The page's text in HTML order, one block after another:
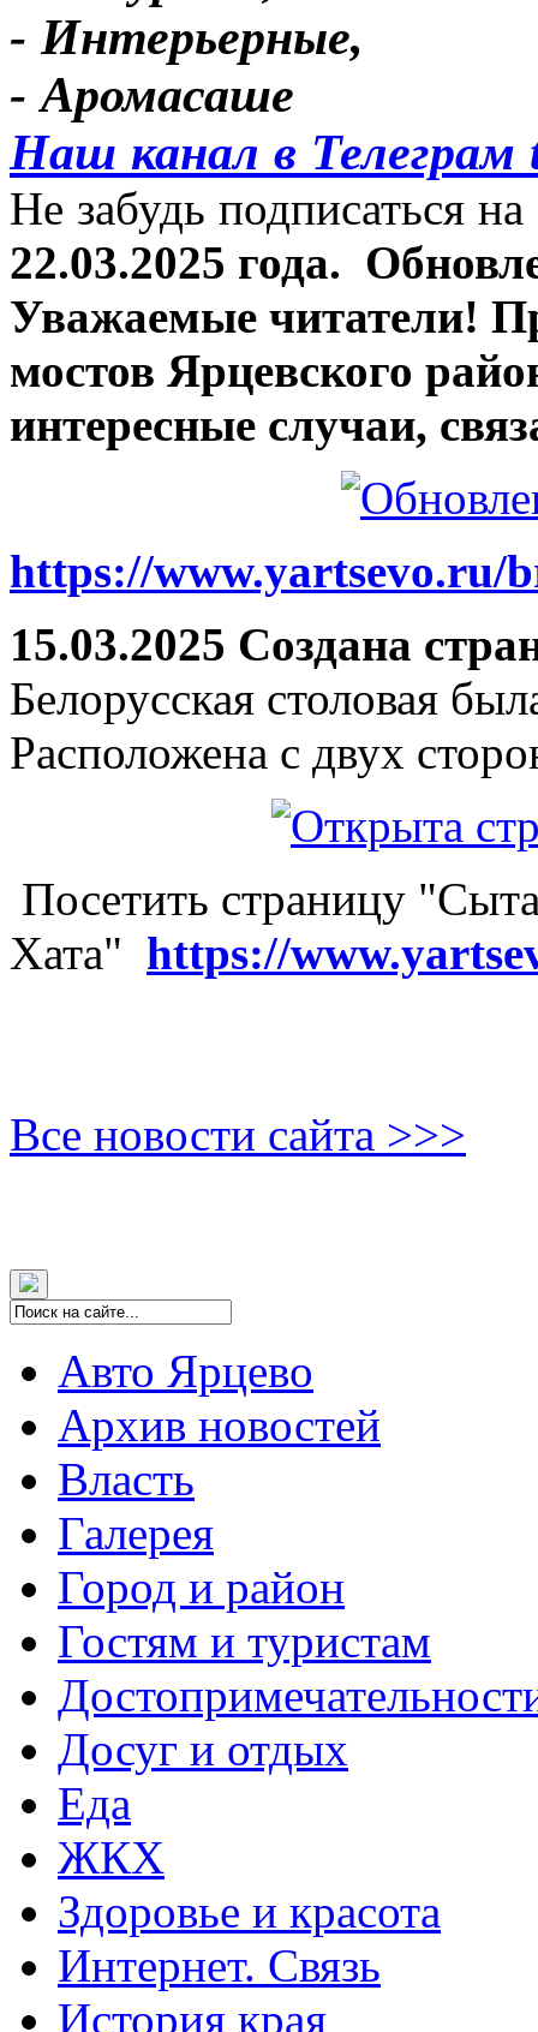
- Интерьерные,
- Аромасаше
Наш канал в Телеграм
Не забудь подписаться
22.03.2025 года.
Уважаемые читатели!
мостов Ярцевского
интересные случаи,
https://www.yartsevo.ru/
15.03.2025 Создана
Белорусская столовая
Расположена с двух
Посетить страницу
Хата" https://
Все новости сайта >>>
Авто Ярцево
Архив новостей
Власть
Галерея
Город и район
Гостям и туристам
Досуг и отдых
Еда
ЖКХ
Здоровье и красота
Интернет. Связь
История края